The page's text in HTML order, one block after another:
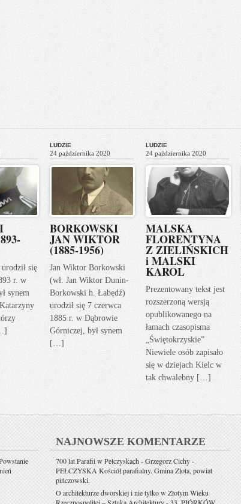
się
r. w
synem
LUDZIE
24 października 2020
BORKOWSKI
JAN WIKTOR
(1885-1956)
Jan Wiktor Borkowski
(wł. Jan Wiktor Dunin-
Borkowski h. Łabędź)
urodził się 7 czerwca
1885 r. w Dąbrowie
Górniczej, był synem
[…]
LUDZIE
24 października 2020
MALSKA
FLORENTYNA
Z ZIELIŃSKICH
i MALSKI
KAROL
Prezentowany tekst jest
rozszerzoną wersją
opublikowanego na
łamach czasopisma
„Świętokrzyskie”
Niewiele osób zapisało
się w dziejach Kielc w
tak chwalebny […]
NAJNOWSZE KOMENTARZE
700 lat Parafii w Pełczyskach - Grzegorz Cichy-
PEŁCZYSKA Kościół parafialny. Gmina Złota, powiat
pińczowski.
O architekturze dworskiej i nie tylko w Złotym Wieku
Rzeczpospolitej – Sztuka Architektury-33. PIÓRKÓW.